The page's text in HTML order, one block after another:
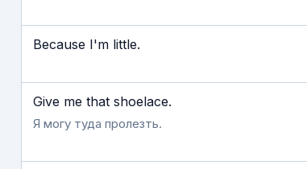
Because I'm little.
Give me that shoelace.
Я могу туда пролезть.